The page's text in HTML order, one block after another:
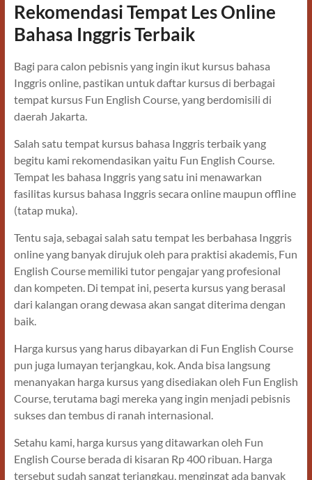
Rekomendasi Tempat Les Online
Bahasa Inggris Terbaik
Bagi para calon pebisnis yang ingin ikut kursus bahasa
Inggris online, pastikan untuk daftar kursus di berbagai
tempat kursus Fun English Course, yang berdomisili di
daerah Jakarta.
Salah satu tempat kursus bahasa Inggris terbaik yang
begitu kami rekomendasikan yaitu Fun English Course.
Tempat les bahasa Inggris yang satu ini menawarkan
fasilitas kursus bahasa Inggris secara online maupun offline
(tatap muka).
Tentu saja, sebagai salah satu tempat les berbahasa Inggris
online yang banyak dirujuk oleh para praktisi akademis, Fun
English Course memiliki tutor pengajar yang profesional
dan kompeten. Di tempat ini, peserta kursus yang berasal
dari kalangan orang dewasa akan sangat diterima dengan
baik.
Harga kursus yang harus dibayarkan di Fun English Course
pun juga lumayan terjangkau, kok. Anda bisa langsung
menanyakan harga kursus yang disediakan oleh Fun English
Course, terutama bagi mereka yang ingin menjadi pebisnis
sukses dan tembus di ranah internasional.
Setahu kami, harga kursus yang ditawarkan oleh Fun
English Course berada di kisaran Rp 400 ribuan. Harga
tersebut sudah sangat terjangkau, mengingat ada banyak